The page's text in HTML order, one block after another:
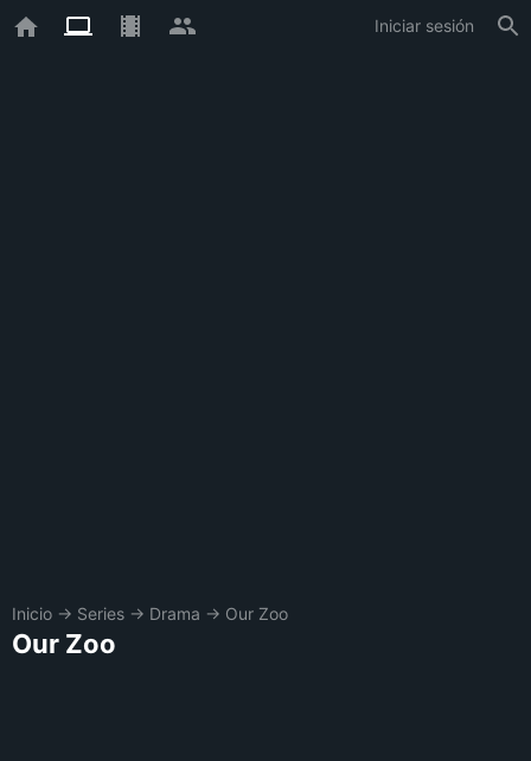
Iniciar sesión
Inicio → Series → Drama → Our Zoo
Our Zoo